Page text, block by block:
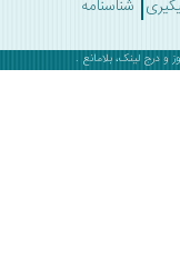
شناسنامه
بلامانع .